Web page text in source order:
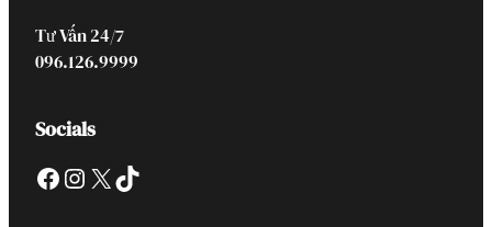
Tư Vấn 24/7
096.126.9999
Socials
Facebook Instagram X TikTok